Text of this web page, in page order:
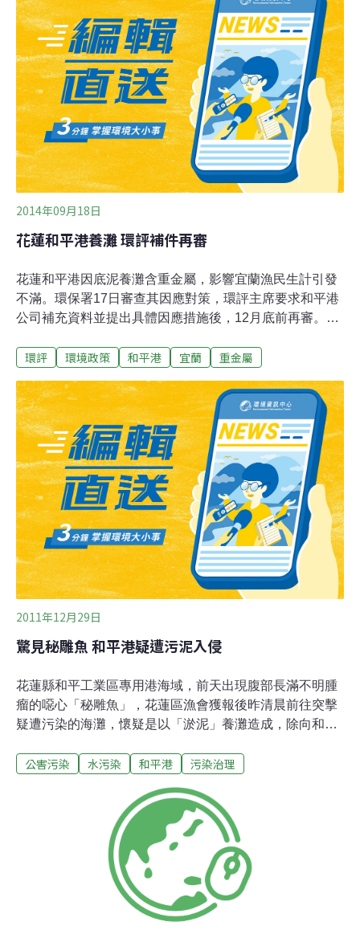
泥，覆蓋了海底的珊瑚、石頭，衝擊當地生態和漁業。污
染在地方 宜縣卻無權管宜蘭縣環保局局長陳登欽更強調，
和平港的底泥與和平火力發電廠的溫排水都北漂影響宜
蘭，但依現行法規宜蘭縣府卻無權管轄，因此他們只能一
次一次的來環保署參與環評，要求還宜蘭縣一個公道。環
署督察總隊2013年審查和平港「清淤底泥用於養灘」對環
境影響的調查報告後，發現養灘底泥重金屬超出「底泥品
質指標之分類管理及用途限制辦法」的下限值，因此要求
和平港提出因應對策。和平港所提出的
2014年09月18日
花蓮和平港養灘 環評補件再審
花蓮和平港因底泥養灘含重金屬，影響宜蘭漁民生計引發
不滿。環保署17日審查其因應對策，環評主席要求和平港
公司補充資料並提出具體因應措施後，12月底前再審。與
金分配方式」進行溝通，但漁民真正在意的是對漁業的傷
措施。與會的宜蘭縣環保局表示，8月曾派員潛進海裡發
現，海底的珊瑚、石頭都被大量泥沙覆蓋，推測是和平港
養灘造成，將影響宜蘭漁場及生態，認為和平港公司應有
更積極的作為。環評主席要求開發單位補充說明養灘必要
性，以及養灘料原標準、河口輸沙和養灘效益，並提出底
泥超出上限範圍時的具體因應措施，經討論後決議12月底
前補件再審。
環評 環境政策 和平港 宜蘭 重金屬
2011年12月29日
驚見秘雕魚 和平港疑遭污泥入侵
花蓮縣和平工業區專用港海域，前天出現腹部長滿不明腫
瘤的噁心「秘雕魚」，花蓮區漁會獲報後昨清晨前往突擊
疑遭污染的海灘，懷疑是以「淤泥」養灘造成，除向和平
並強調在釐清魚類、海域、污泥等疑慮之前應停工，否則
交由政風單位清查，日前已會同港公司進行採樣化驗，近
日內會再針對漁會的疑慮，由水污科再度前往採樣並送環
保署化驗，若有污染事實，將會把結論送往治安單位調
查，環保局的立場和漁民站在一起，並針對和平港外海域
近10年來捕不到魚的現象進行調查。和平港公司則表示，
所有養灘的砂石、淤泥均由港內挖出，11月25日已會同花
蓮縣環保局採樣，12月7日化驗結果出爐，包括砷、汞、
公害污染 水污染 和平港 污染治理